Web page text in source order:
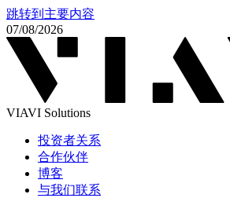
跳转到主要内容
07/08/2026
VIAVI Solutions
投资者关系
合作伙伴
博客
与我们联系